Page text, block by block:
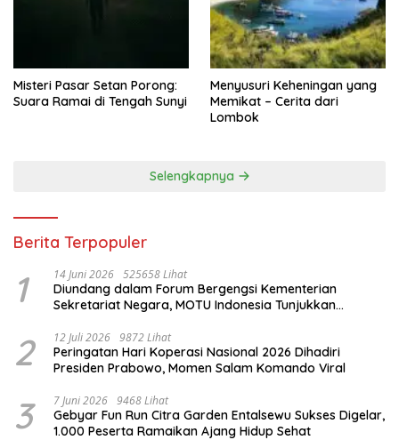
Misteri Pasar Setan Porong:
Suara Ramai di Tengah Sunyi
Menyusuri Keheningan yang
Memikat – Cerita dari
Lombok
Selengkapnya
Berita Terpopuler
1 14 Juni 2026 525658 Lihat
Diundang dalam Forum Bergengsi Kementerian
Sekretariat Negara, MOTU Indonesia Tunjukkan
2 12 Juli 2026 9872 Lihat
Peringatan Hari Koperasi Nasional 2026 Dihadiri
Presiden Prabowo, Momen Salam Komando Viral
3 7 Juni 2026 9468 Lihat
Gebyar Fun Run Citra Garden Entalsewu Sukses Digelar,
1.000 Peserta Ramaikan Ajang Hidup Sehat